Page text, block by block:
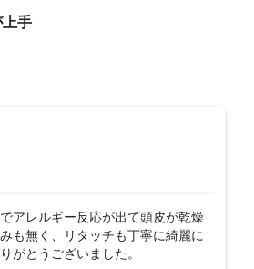
上手
アレルギー反応が出て頭皮が乾燥
も無く、リタッチも丁寧に綺麗に
がとうございました。